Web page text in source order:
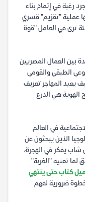
رغبة في إتمام بناء
عملية "تقزيم" قسري
ترى في العامل "قوة
بين العمال المصريين
الطبقي والقومي
يعيد المهاجر تعريف
هي الدرع
في العالم
الذين يبحثون عن
شاب يفكر في الهجرة،
تعنيه "الغربة"
كتاب حتى ينتهي
ضرورية لفهم